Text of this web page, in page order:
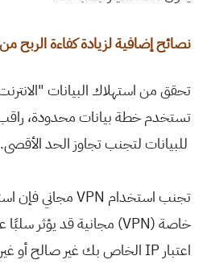
نصائح إضافية لزيادة كفاءة الربح من
تحقق من استهلاك البيانات
تستخدم خطة بيانات محدودة،
للبيانات لتجنب تجاوز الحد الأقصى.
تجنب استخدام VPNمجاني فإن
خاصة(VPN) مجانية قد يؤثر
اعتبار IP الخاص بك غير صالح أو